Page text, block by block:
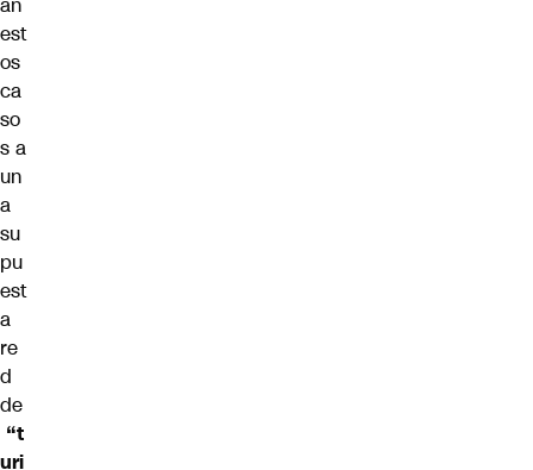
an
est
os
ca
so
s a
un
a
su
pu
est
a
re
d
de
“t
uri